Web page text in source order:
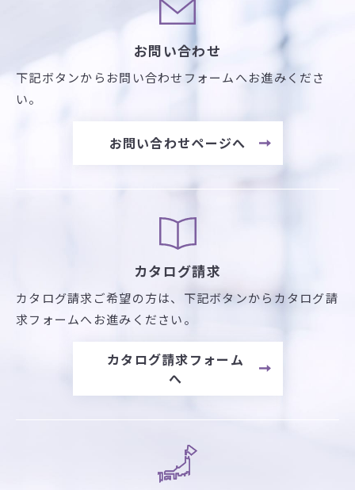
お問い合わせ
下記ボタンからお問い合わせフォームへお進みくださ
い。
お問い合わせページへ
カタログ請求
カタログ請求ご希望の方は、 下記ボタンからカタログ請
求フォームへお進みください。
カタログ請求フォーム
へ